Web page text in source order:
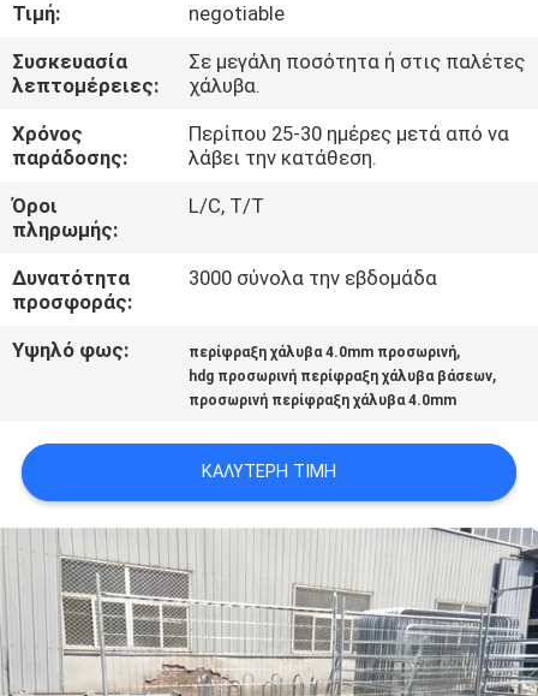
ΣΕ
ΕΠΑΦΉ
ΕΙΔΉΣΕΙΣ
ΖΗΤΉΣΤΕ
ΈΝΑ
ΑΠΌΣΠΑΣΜΑ
PRIVACY
POLICY
Τιμή:
negotiable
Συσκευασία
λεπτομέρειες:
Σε μεγάλη ποσότητα ή στις παλέτες
χάλυβα.
Χρόνος
παράδοσης:
Περίπου 25-30 ημέρες μετά από να
λάβει την κατάθεση.
Όροι
πληρωμής:
L/C, T/T
Δυνατότητα
προσφοράς:
3000 σύνολα την εβδομάδα
Υψηλό φως: περίφραξη χάλυβα 4.0mm προσωρινή,
hdg προσωρινή περίφραξη χάλυβα βάσεων,
προσωρινή περίφραξη χάλυβα 4.0mm
ΚΑΛΎΤΕΡΗ ΤΙΜΉ